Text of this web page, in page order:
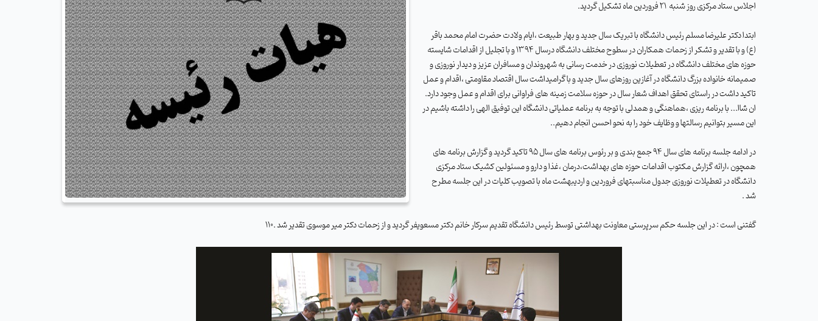
اجلاس ستاد مرکزی روز شنبه 21 فروردین ماه تشکیل گردید .
ابتدا دکتر علیرضا مسلم رئیس دانشگاه با تبریک سال جدید و بهار طبیعت ،ایام ولادت حضرت امام محمد باقر
(ع) و با تقدیر و تشکر از زحمات همکاران در سطوح مختلف دانشگاه درسال 1394 و با تجلیل از اقدامات شایسته
حوزه های مختلف دانشگاه در تعطیلات نوروزی در خدمت رسانی به شهروندان و مسافران عزیز و دیدار نوروزی و
صمیمانه خانواده بزرگ دانشگاه در آغازین روزهای سال جدید و با گرامیداشت سال اقتصاد مقاومتی ،اقدام و عمل
تاکید داشت در راستای تحقق اهداف شعار سال در حوزه سلامت زمینه های فراوانی برای اقدام و عمل وجود دارد.
ان شاا... با برنامه ریزی ،هماهنگی و همدلی با توجه به برنامه عملیاتی دانشگاه این توفیق الهی را داشته باشیم در
این مسیر بتوانیم رسالتها و وظایف خود را به نحو احسن انجام دهیم..
در ادامه جلسه برنامه های سال 94 جمع بندی و بر رئوس برنامه های سال 95 تاکید گردید و گزارش برنامه های
همچون ،ارائه گزارش مکتوب اقدامات حوزه های بهداشت،درمان ،غذا و دارو و مسئولین کشیک ستاد مرکزی
دانشگاه در تعطیلات نوروزی جدول مناسبتهای فروردین و اردیبهشت ماه با تصویب کلیات در این جلسه مطرح
شد .
گفتنی است : در این جلسه حکم سرپرستی معاونت بهداشتی توسط رئیس دانشگاه تقدیم سرکار خانم دکتر مسعویفر گردید و از زحمات دکتر میر موسوی تقدیر شد .110